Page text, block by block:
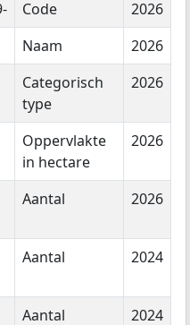
Code
2026
Naam
2026
Categorisch
type
2026
Oppervlakte
in hectare
2026
Aantal 2026
Aantal 2024
Aantal 2024